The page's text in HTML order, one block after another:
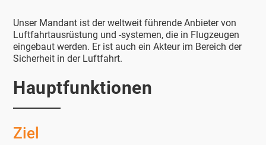
Unser Mandant ist der weltweit führende Anbieter von
Luftfahrtausrüstung und -systemen, die in Flugzeugen
eingebaut werden. Er ist auch ein Akteur im Bereich der
Sicherheit in der Luftfahrt.
Hauptfunktionen
Ziel